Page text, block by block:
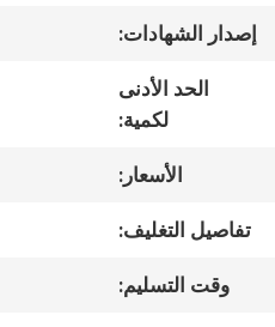
المعمل
الجودة
إصدار الشهادات:
الحد الأدنى
لكمية:
الأسعار:
تفاصيل التغليف:
وقت التسليم: